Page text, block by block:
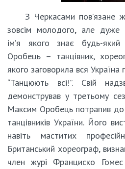
З Черкасами пов’язане
зовсім молодого, але дуже
ім’я якого знає будь-
Оробець – танцівник,
якого заговорила вся Україна
“Танцюють всі!”. Свій
демонстрував у третьому
Максим Оробець потрапив
танцівників України. Його
навіть маститих
Британський хореограф,
член журі Франциско Гомес